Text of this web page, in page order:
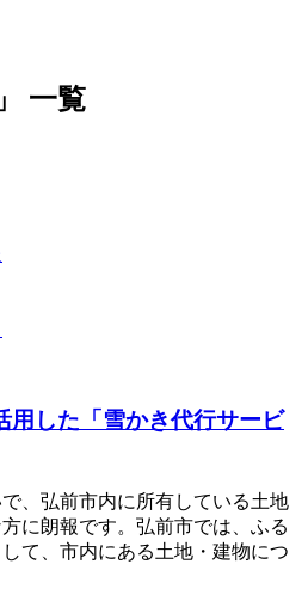
一覧
用した「雪かき代行サービ
、弘前市内に所有している土地
に朗報です。弘前市では、ふる
て、市内にある土地・建物につ